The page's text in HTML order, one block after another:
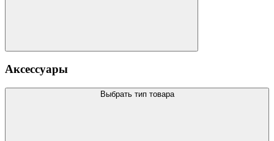
Аксессуары
Выбрать тип товара